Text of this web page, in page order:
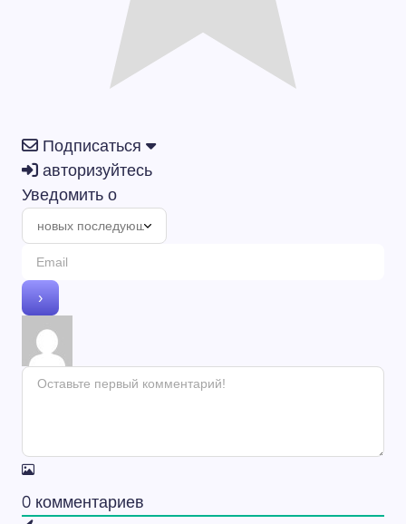
Подписаться
авторизуйтесь
Уведомить о
0комментариев